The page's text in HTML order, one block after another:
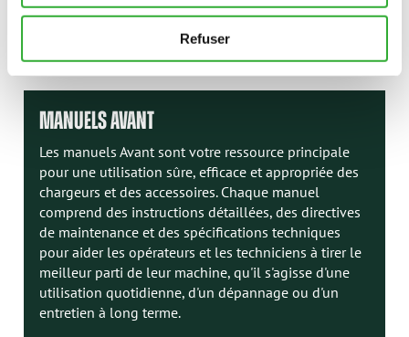
Refuser
DE
CHARGEUR
MANUELS AVANT
Les manuels Avant sont votre ressource principale
pour une utilisation sûre, efficace et appropriée des
chargeurs et des accessoires. Chaque manuel
comprend des instructions détaillées, des directives
de maintenance et des spécifications techniques
pour aider les opérateurs et les techniciens à tirer le
meilleur parti de leur machine, qu'il s'agisse d'une
utilisation quotidienne, d'un dépannage ou d'un
entretien à long terme.